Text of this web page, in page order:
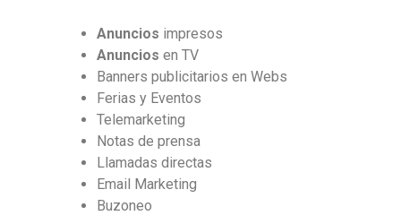
Anuncios impresos
Anuncios en TV
Banners publicitarios en Webs
Ferias y Eventos
Telemarketing
Notas de prensa
Llamadas directas
Email Marketing
Buzoneo